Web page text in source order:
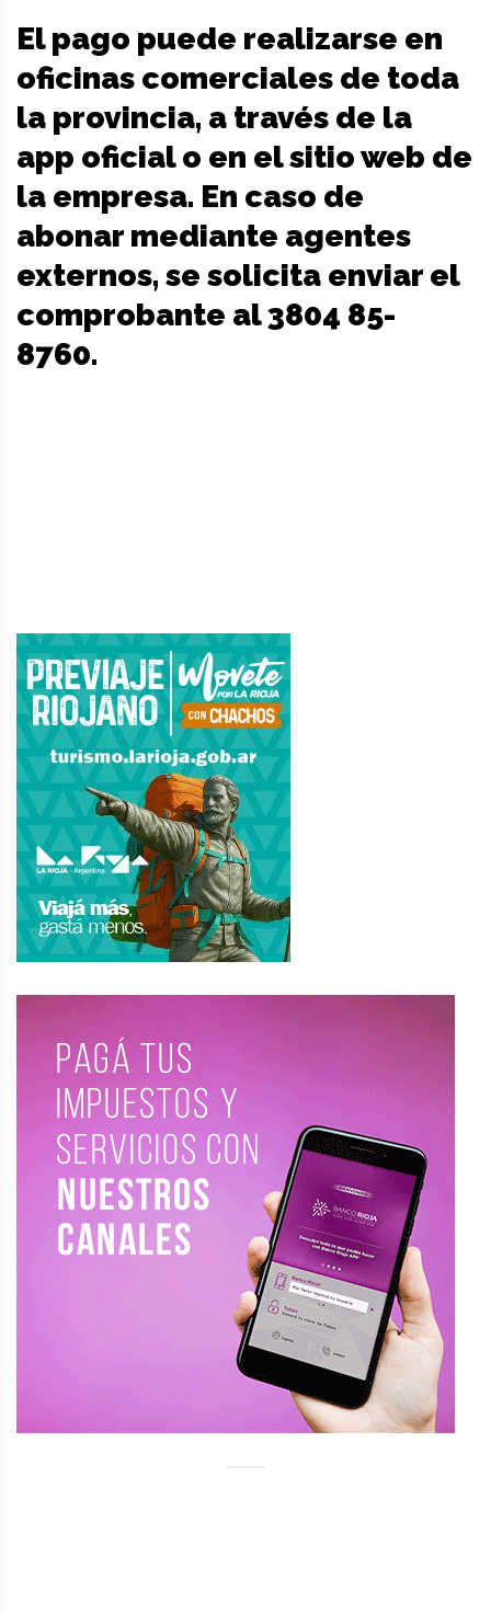
El pago puede realizarse en
oficinas comerciales de toda
la provincia, a través de la
app oficial o en el sitio web de
la empresa. En caso de
abonar mediante agentes
externos, se solicita enviar el
comprobante al 3804 85-
8760.